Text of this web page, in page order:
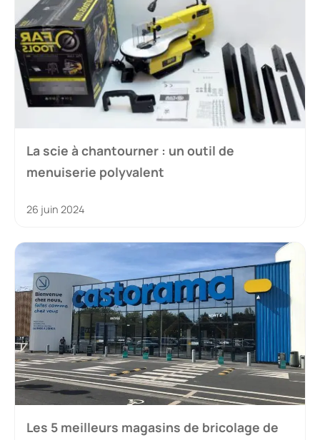
La scie à chantourner : un outil de
menuiserie polyvalent
26 juin 2024
Les 5 meilleurs magasins de bricolage de